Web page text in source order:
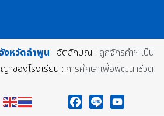
จังหวัดลำพูน อัตลักษณ์ : ลูกจักรคำฯ เป็น
าของโรงเรียน : การศึกษาเพื่อพัฒนาชีวิต